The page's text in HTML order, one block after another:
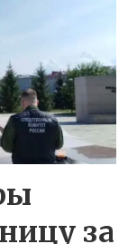
за